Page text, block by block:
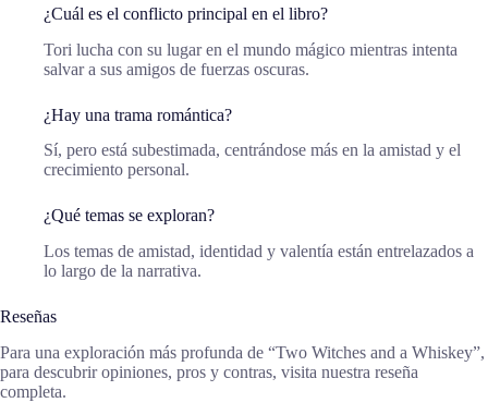
¿Cuál es el conflicto principal en el libro?
Tori lucha con su lugar en el mundo mágico mientras intenta
salvar a sus amigos de fuerzas oscuras.
¿Hay una trama romántica?
Sí, pero está subestimada, centrándose más en la amistad y el
crecimiento personal.
¿Qué temas se exploran?
Los temas de amistad, identidad y valentía están entrelazados a
lo largo de la narrativa.
Reseñas
Para una exploración más profunda de “Two Witches and a Whiskey”,
para descubrir opiniones, pros y contras, visita nuestra reseña
completa.